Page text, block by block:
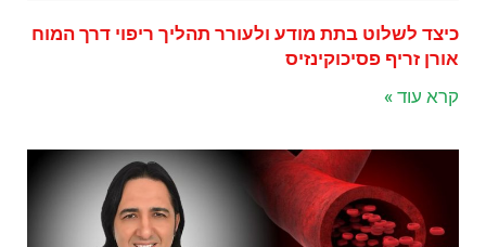
כיצד לשלוט בתת מודע ולעורר תהליך ריפוי דרך המוח
אורן זריף פסיכוקינזיס
קרא עוד »